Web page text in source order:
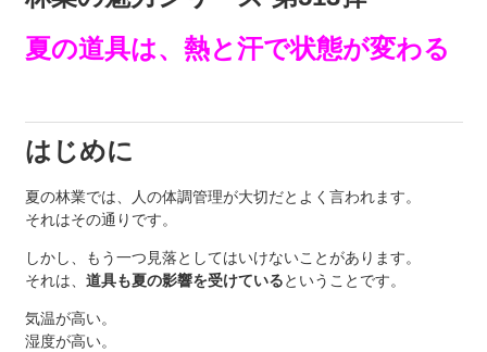
夏の道具は、熱と汗で状態が変わる
はじめに
夏の林業では、人の体調管理が大切だとよく言われます。
それはその通りです。
しかし、もう一つ見落としてはいけないことがあります。
それは、 道具も夏の影響を受けているということです。
気温が高い。
湿度が高い。